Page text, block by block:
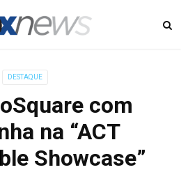
DESTAQUE
com
na “ACT
Showcase”